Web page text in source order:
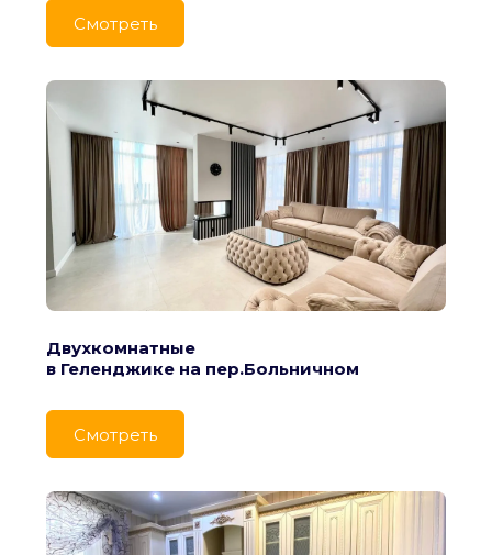
Cмотреть
Двухкомнатные
в Геленджике на пер.Больничном
Cмотреть